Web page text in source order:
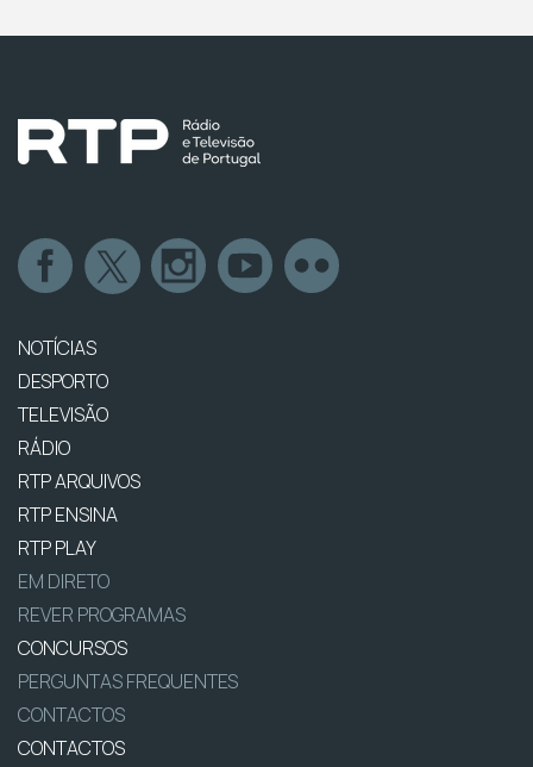
NOTÍCIAS
DESPORTO
TELEVISÃO
RÁDIO
RTP ARQUIVOS
RTP ENSINA
RTP PLAY
EM DIRETO
REVER PROGRAMAS
CONCURSOS
PERGUNTAS FREQUENTES
CONTACTOS
CONTACTOS